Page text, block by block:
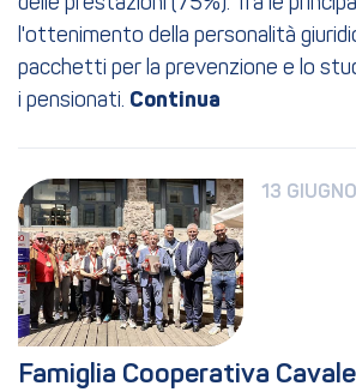
l'ottenimento della personalità
pacchetti per la prevenzione e lo
i pensionati.
13
Famiglia Cooperativa